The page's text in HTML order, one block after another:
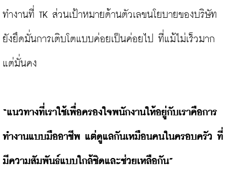
ทำงานที่ TK ส่วนเป้าหมายด้านตัวเลขนโยบายของบริษัท
ยังยึดมั่นการเติบโตแบบค่อยเป็นค่อยไป ที่แม้ไม่เร็วมาก
แต่มั่นคง
“แนวทางที่เราใช้เพื่อครองใจพนักงานให้อยู่กับเราคือการ
ทำงานแบบมืออาชีพ แต่ดูแลกันเหมือนคนในครอบครัว ที่
มีความสัมพันธ์แบบใกล้ชิดและช่วยเหลือกัน”